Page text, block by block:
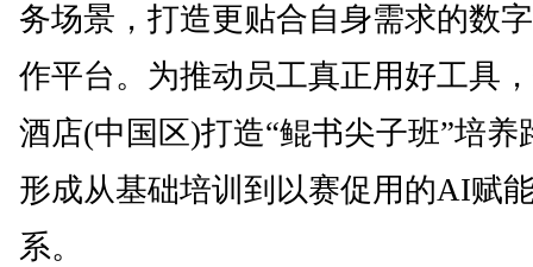
务场景，打造更贴合自身需求的数
作平台。为推动员工真正用好工具
酒店(中国区)打造“鲲书尖子班”培养
形成从基础培训到以赛促用的AI赋
系。